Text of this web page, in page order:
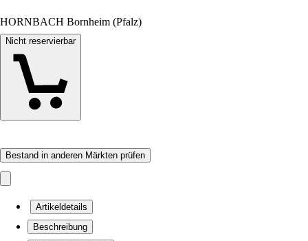
HORNBACH Bornheim (Pfalz)
Nicht reservierbar
Bestand in anderen Märkten prüfen
Artikeldetails
Beschreibung